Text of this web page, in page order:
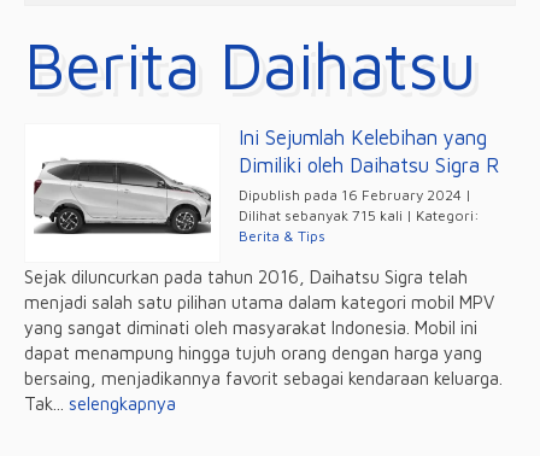
Berita Daihatsu
Ini Sejumlah Kelebihan yang
Dimiliki oleh Daihatsu Sigra R
Dipublish pada 16 February 2024 |
Dilihat sebanyak 715 kali | Kategori:
Berita & Tips
Sejak diluncurkan pada tahun 2016, Daihatsu Sigra telah
menjadi salah satu pilihan utama dalam kategori mobil MPV
yang sangat diminati oleh masyarakat Indonesia. Mobil ini
dapat menampung hingga tujuh orang dengan harga yang
bersaing, menjadikannya favorit sebagai kendaraan keluarga.
Tak... selengkapnya